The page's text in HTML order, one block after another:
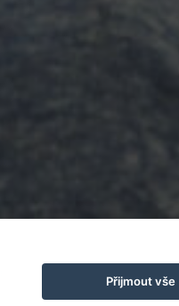
Přijmout vše